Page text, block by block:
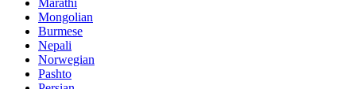
Mongolian
Burmese
Nepali
Norwegian
Pashto